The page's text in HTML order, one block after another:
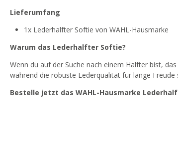
Lieferumfang
1x Lederhalfter Softie von WAHL-Hausmarke
Warum das Lederhalfter Softie?
Wenn du auf der Suche nach einem Halfter bist,
während die robuste Lederqualität für lange
Bestelle jetzt das WAHL-Hausmarke